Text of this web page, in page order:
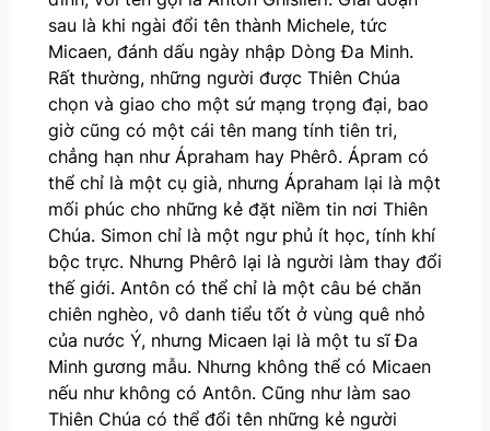
sau là khi ngài đổi tên thành Michele, tức
Micaen, đánh dấu ngày nhập Dòng Đa Minh.
Rất thường, những người được Thiên Chúa
chọn và giao cho một sứ mạng trọng đại, bao
giờ cũng có một cái tên mang tính tiên tri,
chẳng hạn như Ápraham hay Phêrô. Ápram có
thể chỉ là một cụ già, nhưng Ápraham lại là một
mối phúc cho những kẻ đặt niềm tin nơi Thiên
Chúa. Simon chỉ là một ngư phủ ít học, tính khí
bộc trực. Nhưng Phêrô lại là người làm thay đổi
thế giới. Antôn có thể chỉ là một câu bé chăn
chiên nghèo, vô danh tiểu tốt ở vùng quê nhỏ
của nước Ý, nhưng Micaen lại là một tu sĩ Đa
Minh gương mẫu. Nhưng không thể có Micaen
nếu như không có Antôn. Cũng như làm sao
Thiên Chúa có thể đổi tên những kẻ người